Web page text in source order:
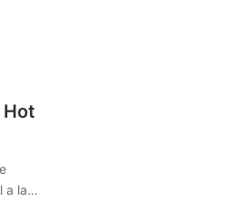
Hot
a la…